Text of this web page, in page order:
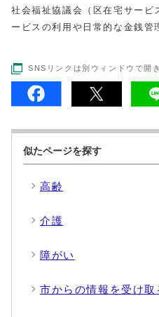
社会福祉協議会（区在宅サービ
ービスの利用や日常的な金銭管
SNSリンクは別ウィンドウで開
似たページを探す
高齢
介護
障がい
市からの情報を受け取